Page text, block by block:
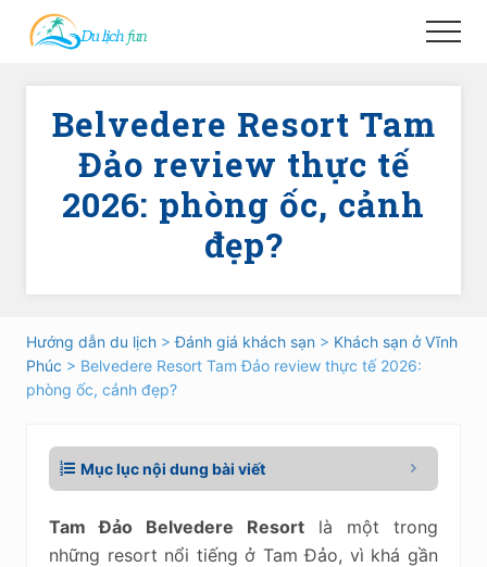
Menu
Menu
Belvedere Resort Tam
Đảo review thực tế
2026: phòng ốc, cảnh
đẹp?
Hướng dẫn du lịch >Đánh giá khách sạn > Khách sạn ở Vĩnh
Phúc > Belvedere Resort Tam Đảo review thực tế 2026:
phòng ốc, cảnh đẹp?
Mục lục nội dung bài viết
Tam Đảo Belvedere Resort là một trong
những resort nổi tiếng ở Tam Đảo, vì khá gần